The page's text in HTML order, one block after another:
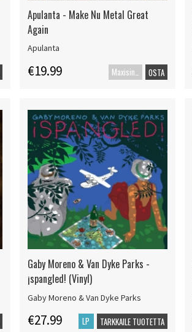
Apulanta - Make Nu Metal Great
Again
Apulanta
€19.99 OSTA
Gaby Moreno & Van Dyke Parks -
¡spangled! (Vinyl)
Gaby Moreno & Van Dyke Parks
€27.99 LP TARKKAILE TUOTETTA